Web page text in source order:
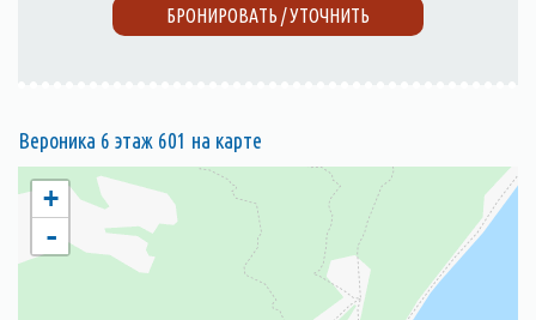
БРОНИРОВАТЬ / УТОЧНИТЬ
Вероника 6 этаж 601 на карте
+
-